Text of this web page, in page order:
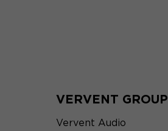
VERVENT GROUP
Vervent Audio